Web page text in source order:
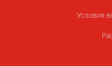
Условия